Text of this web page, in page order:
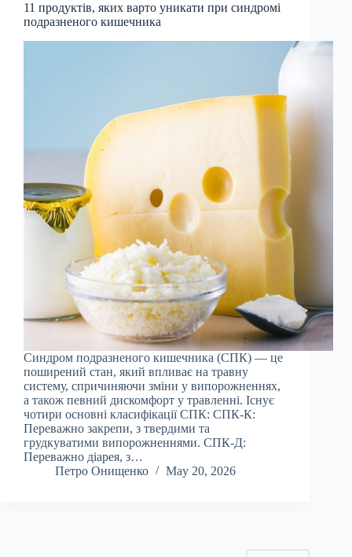
11 продуктів, яких варто уникати при синдромі
подразненого кишечника
Синдром подразненого кишечника (СПК) — це
поширений стан, який впливає на травну
систему, спричиняючи зміни у випорожненнях,
а також певний дискомфорт у травленні. Існує
чотири основні класифікації СПК: СПК-К:
Переважно закрепи, з твердими та
грудкуватими випорожненнями. СПК-Д:
Переважно діарея, з…
Петро Онищенко
May 20, 2026